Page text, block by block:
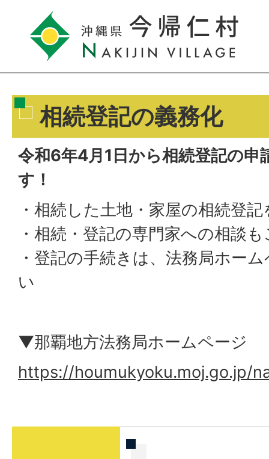
相続登記の義務化
令和6年4月1日から相続登記の申
す！
・相続した土地・家屋の相続登
・相続・登記の専門家への相談
・登記の手続きは、法務局ホー
い
▼那覇地方法務局ホームページ
https://houmukyoku.moj.go.jp/